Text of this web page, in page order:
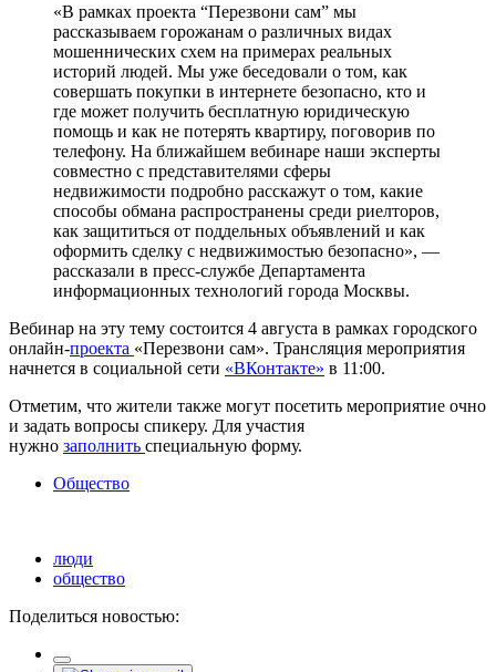
«В рамках проекта “Перезвони сам” мы
рассказываем горожанам о различных видах
мошеннических схем на примерах реальных
историй людей. Мы уже беседовали о том, как
совершать покупки в интернете безопасно, кто и
где может получить бесплатную юридическую
помощь и как не потерять квартиру, поговорив по
телефону. На ближайшем вебинаре наши эксперты
совместно с представителями сферы
недвижимости подробно расскажут о том, какие
способы обмана распространены среди риелторов,
как защититься от поддельных объявлений и как
оформить сделку с недвижимостью безопасно», —
рассказали в пресс-службе Департамента
информационных технологий города Москвы.
Вебинар на эту тему состоится 4 августа в рамках городского
онлайн-проекта «Перезвони сам». Трансляция мероприятия
начнется в социальной сети «ВКонтакте» в 11:00.
Отметим, что жители также могут посетить мероприятие очно
и задать вопросы спикеру. Для участия
нужно заполнить специальную форму.
Общество
люди
общество
Поделиться новостью: